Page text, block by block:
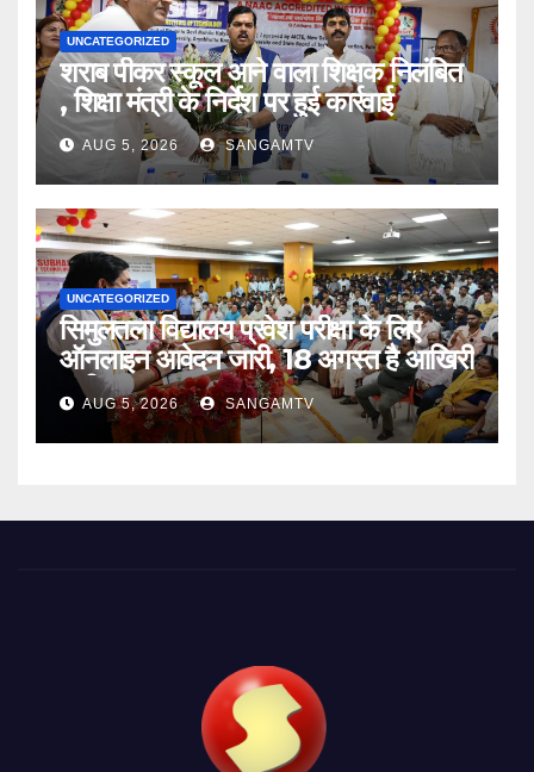
UNCATEGORIZED
शराब पीकर स्कूल आने वाला शिक्षक निलंबित
, शिक्षा मंत्री के निर्देश पर हुई कार्रवाई
AUG 5, 2026 SANGAMTV
UNCATEGORIZED
सिमुलतला विद्यालय प्रवेश परीक्षा के लिए
ऑनलाइन आवेदन जारी, 18 अगस्त है आखिरी
तारीख
AUG 5, 2026 SANGAMTV